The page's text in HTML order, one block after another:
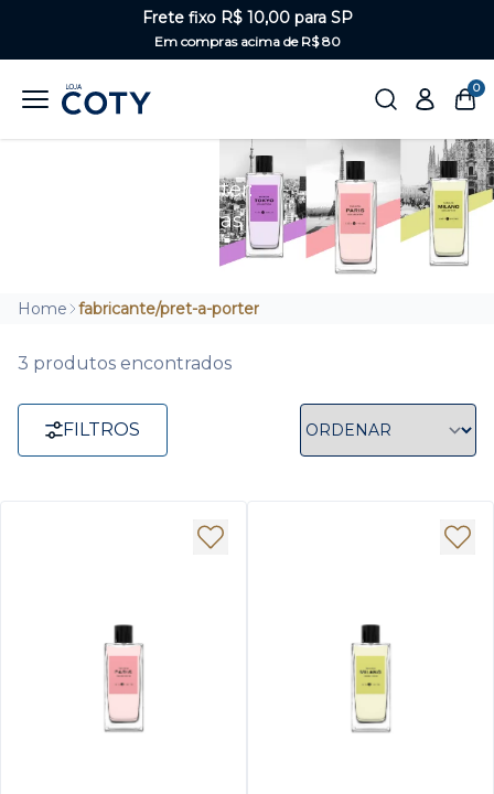
Frete fixo R$ 10,00 para SP
Em compras acima de R$ 80
0
Perfumes Prêt À Porter:
Fragrâncias Femininas
Home fabricante/pret-a-porter
3 produtos encontrados
FILTROS